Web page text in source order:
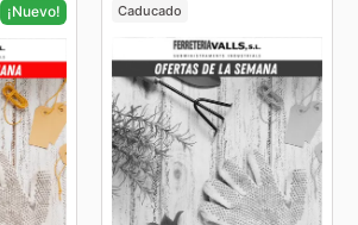
¡Nuevo! Caducado